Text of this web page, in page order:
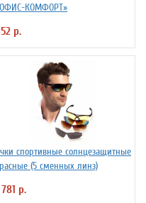
КОМФОРТ»
р.
спортивные солнцезащитные
(5 сменных линз)
781 р.